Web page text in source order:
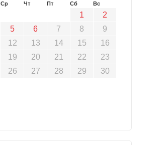
Ср Чт Пт Сб Вс
1
2
5 6 7 8
9
12 13 14 15
16
19 20 21 22
23
26 27 28 29
30